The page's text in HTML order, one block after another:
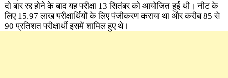
दो बार रद्द होने के बाद यह परीक्षा 13 सितंबर को आयोजित हुई थी। नीट के
लिए 15.97 लाख परीक्षार्थियों के लिए पंजीकरण कराया था और करीब 85 से
90 प्रतिशत परीक्षार्थी इसमें शामिल हुए थे।